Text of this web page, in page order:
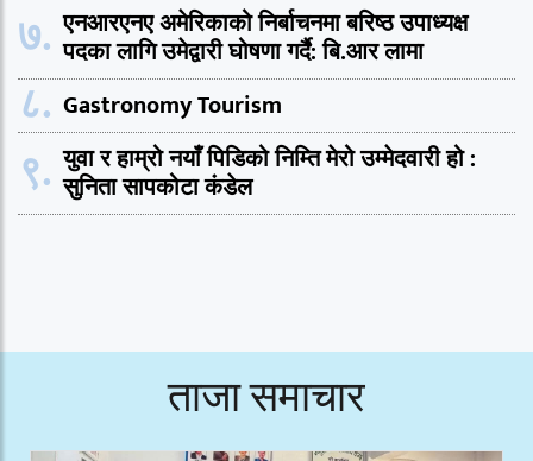
७. एनआरएनए अमेरिकाको निर्बाचनमा बरिष्ठ उपाध्यक्ष
पदका लागि उमेद्वारी घोषणा गर्दै: बि.आर लामा
८. Gastronomy Tourism
९. युवा र हाम्रो नयाँ पिडिको निम्ति मेरो उम्मेदवारी हो :
सुनिता सापकोटा कंडेल
ताजा समाचार